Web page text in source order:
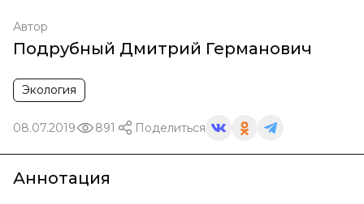
Автор
Подрубный Дмитрий Германович
Экология
08.07.2019 891 Поделиться
Аннотация